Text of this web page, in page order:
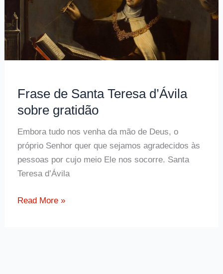
Frase de Santa Teresa d’Ávila
sobre gratidão
Embora tudo nos venha da mão de Deus, o
próprio Senhor quer que sejamos agradecidos às
pessoas por cujo meio Ele nos socorre. Santa
Teresa d’Ávila
Frase
Read More »